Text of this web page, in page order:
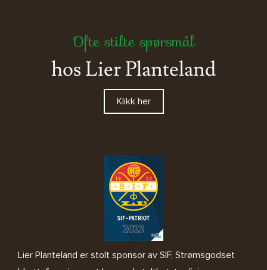
Ofte stilte spørsmål
hos Lier Planteland
Klikk her
Lier Planteland er stolt sponsor av SIF, Strømsgodset